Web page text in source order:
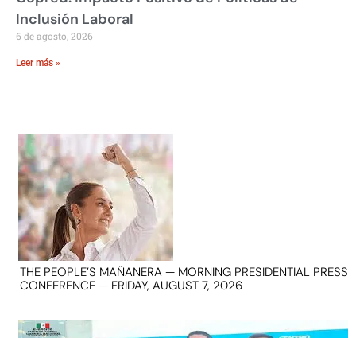
Inclusión Laboral
6 de agosto, 2026
Leer más »
THE PEOPLE’S MAÑANERA — MORNING PRESIDENTIAL PRESS
CONFERENCE — FRIDAY, AUGUST 7, 2026